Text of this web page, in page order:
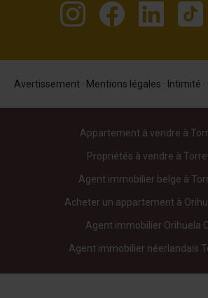
Avertissement · Mentions légales · Intimité ·
Appartement à vendre à
Propriétés à vendre à
Agent immobilier belge à
Acheter un appartement à
Agent immobilier Orihuela
Agent immobilier néerlandais